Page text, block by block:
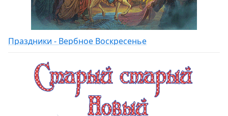
Праздники - Вербное Воскресенье